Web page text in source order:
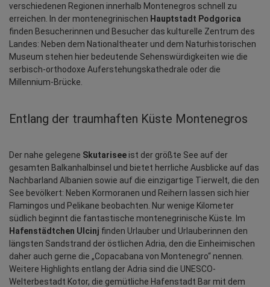
verschiedenen Regionen innerhalb Montenegros schnell zu
erreichen. In der montenegrinischen Hauptstadt Podgorica
finden Besucherinnen und Besucher das kulturelle Zentrum des
Landes: Neben dem Nationaltheater und dem Naturhistorischen
Museum stehen hier bedeutende Sehenswürdigkeiten wie die
serbisch-orthodoxe Auferstehungskathedrale oder die
Millennium-Brücke.
Entlang der traumhaften Küste Montenegros
Der nahe gelegene Skutarisee ist der größte See auf der
gesamten Balkanhalbinsel und bietet herrliche Ausblicke auf das
Nachbarland Albanien sowie auf die einzigartige Tierwelt, die den
See bevölkert: Neben Kormoranen und Reihern lassen sich hier
Flamingos und Pelikane beobachten. Nur wenige Kilometer
Hafenstädtchen Ulcinj finden Urlauber und Urlauberinnen den
längsten Sandstrand der östlichen Adria, den die Einheimischen
daher auch gerne die „Copacabana von Montenegro“ nennen.
Weitere Highlights entlang der Adria sind die UNESCO-
Welterbestadt Kotor, die gemütliche Hafenstadt Bar mit dem